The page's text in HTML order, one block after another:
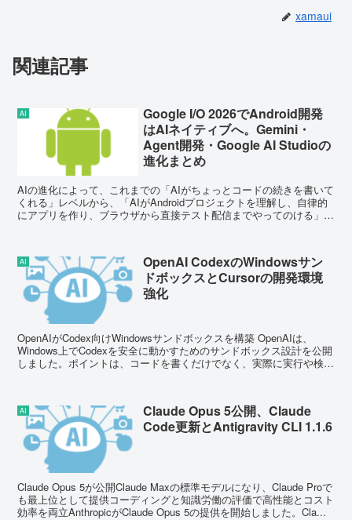
xamaui
関連記事
AI
Google I/O 2026でAndroid開発
はAIネイティブへ。Gemini・
Agent開発・Google AI Studioの
進化まとめ
AIの進化によって、これまでの「AIがちょっとコードの続きを書いて
くれる」レベルから、「AIがAndroidプロジェクトを理解し、自律的
にアプリを作り、ブラウザから直接テスト配信までやってのける」と
AI
OpenAI CodexのWindowsサン
ドボックスとCursorの開発環境
強化
OpenAIがCodex向けWindowsサンドボックスを構築 OpenAIは、
Windows上でCodexを安全に動かすためのサンドボックス設計を公開
しました。ポイントは、コードを書くだけでなく、実際に実行や検証
AI
Claude Opus 5公開、Claude
Code更新とAntigravity CLI 1.1.6
Claude Opus 5が公開Claude Maxの標準モデルになり、Claude Proで
も最上位として提供コーディングと知識労働の評価で高性能とコスト
効率を両立AnthropicがClaude Opus 5の提供を開始しました。Cla...